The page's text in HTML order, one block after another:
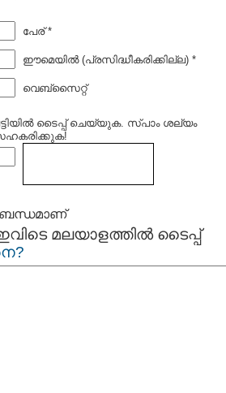
പേര് *
ഈമെയില്‍ (പ്രസിദ്ധീകരിക്കില്ല) *
വെബ്സൈറ്റ്
ടൈപ്പ്‌ ചെയ്യുക. സ്പാം ശല്യം
മലയാളത്തില്‍ ടൈപ്പ്